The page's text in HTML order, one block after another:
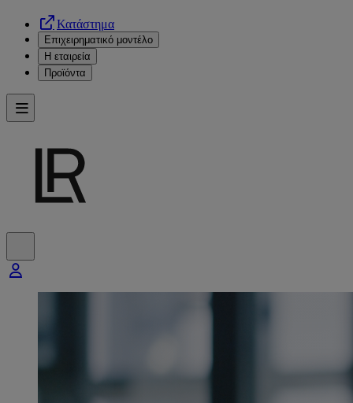
Κατάστημα
Επιχειρηματικό μοντέλο
Η εταιρεία
Προϊόντα